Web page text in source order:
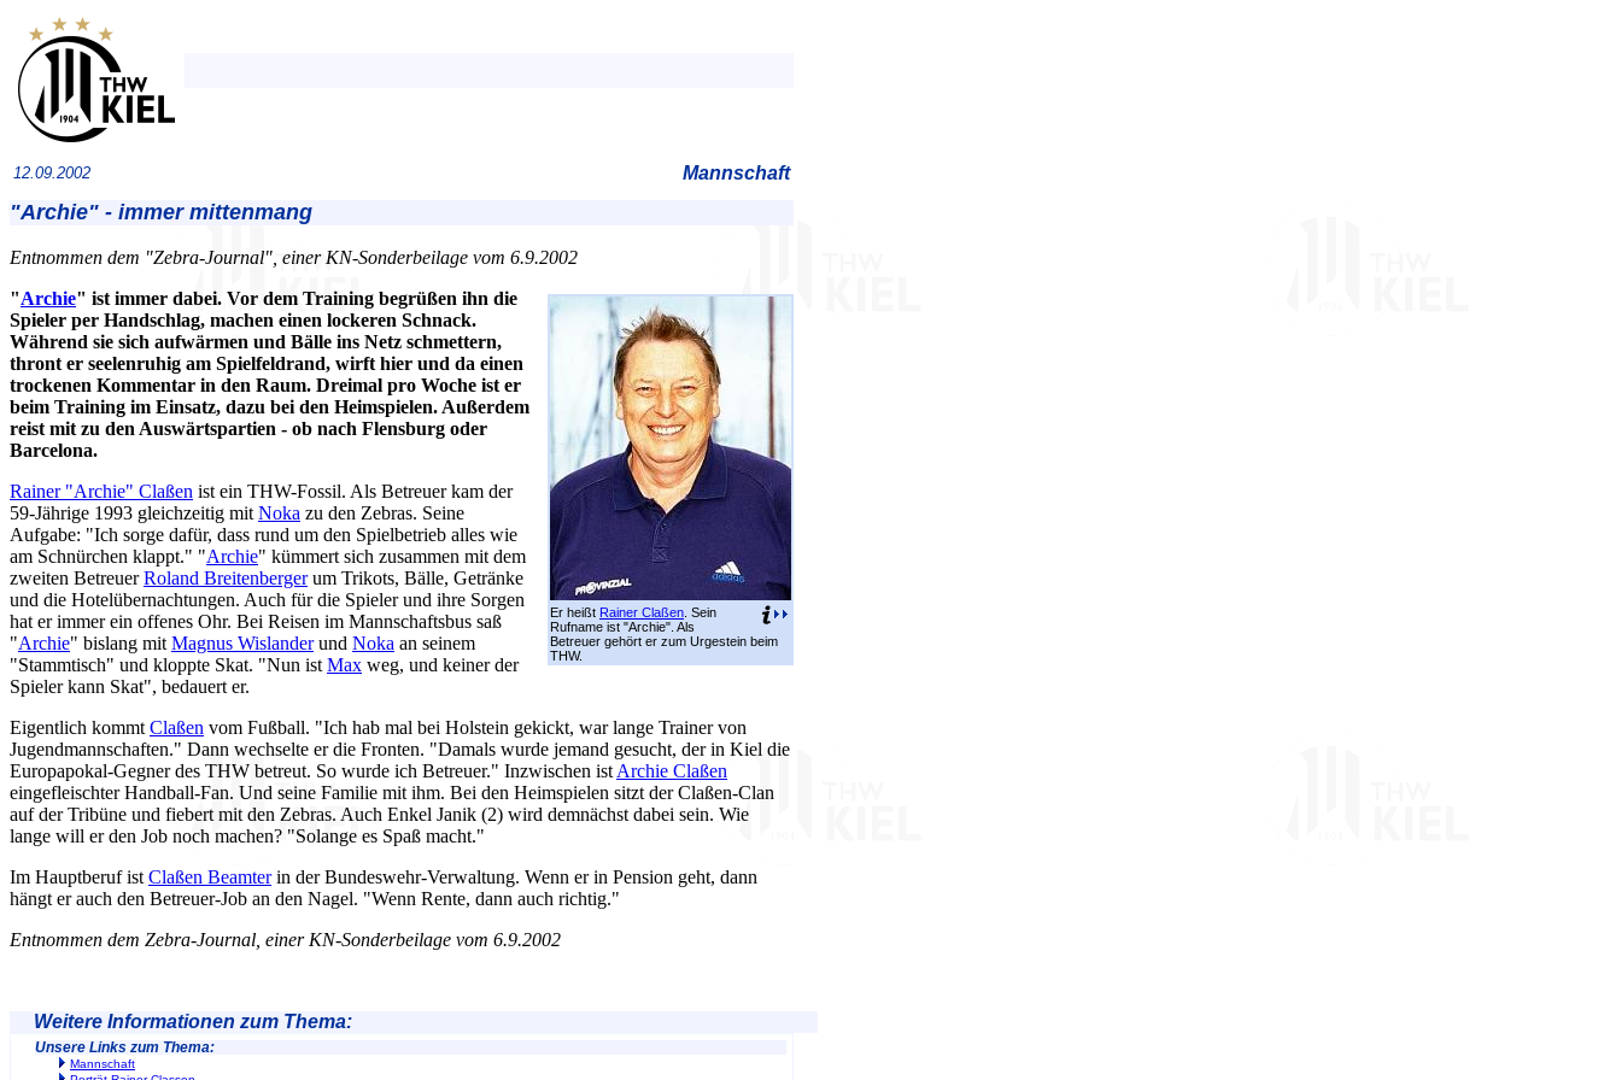
12.09.2002 Mannschaft
"Archie" - immer mittenmang
Entnommen dem "Zebra-Journal", einer KN-Sonderbeilage vom 6.9.2002
Er heißt Rainer Claßen . Sein
Rufname ist "Archie". Als
Betreuer gehört er zum Urgestein beim
THW.
"Archie" ist immer dabei. Vor dem Training begrüßen ihn die
Spieler per Handschlag, machen einen lockeren Schnack.
Während sie sich aufwärmen und Bälle ins Netz schmettern,
thront er seelenruhig am Spielfeldrand, wirft hier und da einen
trockenen Kommentar in den Raum. Dreimal pro Woche ist er
beim Training im Einsatz, dazu bei den Heimspielen. Außerdem
reist mit zu den Auswärtspartien - ob nach Flensburg oder
Barcelona.
Rainer "Archie" Claßen ist ein THW-Fossil. Als Betreuer kam der
59-Jährige 1993 gleichzeitig mit Noka zu den Zebras. Seine
Aufgabe: "Ich sorge dafür, dass rund um den Spielbetrieb alles wie
am Schnürchen klappt." "Archie" kümmert sich zusammen mit dem
zweiten BetreuerRoland Breitenbergerum Trikots, Bälle, Getränke
und die Hotelübernachtungen. Auch für die Spieler und ihre Sorgen
hat er immer ein offenes Ohr. Bei Reisen im Mannschaftsbus saß
"Archie" bislang mit Magnus Wislanderund Noka an seinem
"Stammtisch" und kloppte Skat. "Nun ist Max weg, und keiner der
Spieler kann Skat", bedauert er.
Eigentlich kommt Claßen vom Fußball. "Ich hab mal bei Holstein gekickt, war lange Trainer von
Jugendmannschaften." Dann wechselte er die Fronten. "Damals wurde jemand gesucht, der in Kiel die
Europapokal-Gegner des THW betreut. So wurde ich Betreuer." Inzwischen ist Archie Claßen
eingefleischter Handball-Fan. Und seine Familie mit ihm. Bei den Heimspielen sitzt der Claßen-Clan
auf der Tribüne und fiebert mit den Zebras. Auch Enkel Janik (2) wird demnächst dabei sein. Wie
lange will er den Job noch machen? "Solange es Spaß macht."
Im Hauptberuf ist Claßen Beamterin der Bundeswehr-Verwaltung. Wenn er in Pension geht, dann
hängt er auch den Betreuer-Job an den Nagel. "Wenn Rente, dann auch richtig."
Entnommen dem Zebra-Journal, einer KN-Sonderbeilage vom 6.9.2002
Weitere Informationen zum Thema:
Unsere Links zum Thema:
Mannschaft